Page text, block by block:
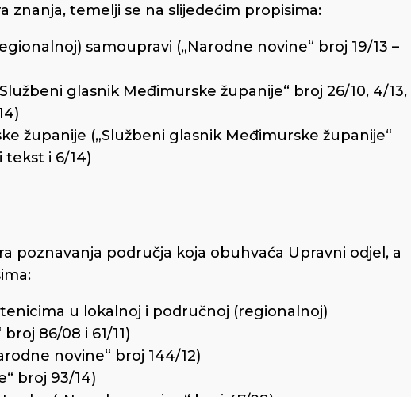
znanja, temelji se na slijedećim propisima:
samoupravi („Narodne novine“ broj 19/13 –
glasnik Međimurske županije“ broj 26/10, 4/13,
županije („Službeni glasnik Međimurske županije“
tekst i 6/14)
poznavanja područja koja obuhvaća Upravni odjel, a
u lokalnoj i područnoj (regionalnoj)
86/08 i 61/11)
novine“ broj 144/12)
broj 93/14)